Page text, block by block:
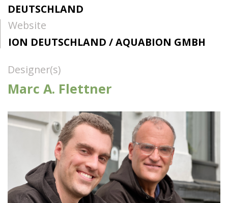
DEUTSCHLAND
Website
ION DEUTSCHLAND / AQUABION GMBH
Designer(s)
Marc A. Flettner